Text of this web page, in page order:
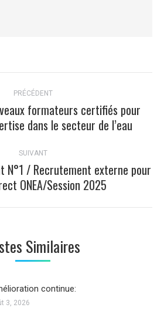
PRÉCÉDENT
Article
précédent
formateurs certifiés pour
dans le secteur de l’eau
SUIVANT
Article
suivant
N°1 / Recrutement externe pour
ONEA/Session 2025
Similaires
continue:
3, 2026